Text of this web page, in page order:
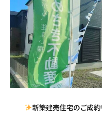
新築建売住宅のご成